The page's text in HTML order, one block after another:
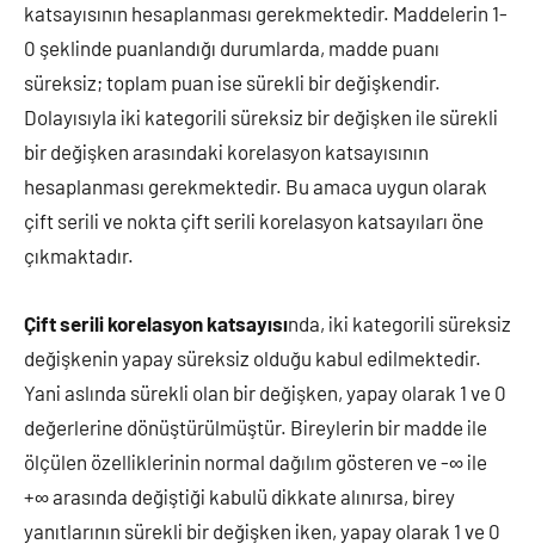
katsayısının hesaplanması gerekmektedir. Maddelerin 1-
0 şeklinde puanlandığı durumlarda, madde puanı
süreksiz; toplam puan ise sürekli bir değişkendir.
Dolayısıyla iki kategorili süreksiz bir değişken ile sürekli
bir değişken arasındaki korelasyon katsayısının
hesaplanması gerekmektedir. Bu amaca uygun olarak
çift serili ve nokta çift serili korelasyon katsayıları öne
çıkmaktadır.
Çift serili korelasyon katsayısında, iki kategorili süreksiz
değişkenin yapay süreksiz olduğu kabul edilmektedir.
Yani aslında sürekli olan bir değişken, yapay olarak 1 ve 0
değerlerine dönüştürülmüştür. Bireylerin bir madde ile
ölçülen özelliklerinin normal dağılım gösteren ve -∞ ile
+∞ arasında değiştiği kabulü dikkate alınırsa, birey
yanıtlarının sürekli bir değişken iken, yapay olarak 1 ve 0